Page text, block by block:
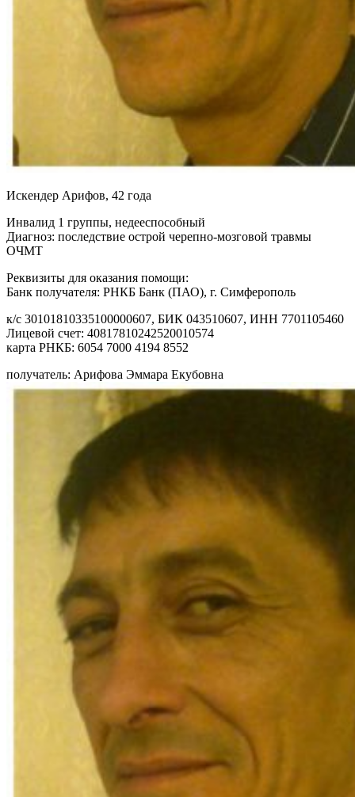
Искендер Арифов, 42 года
Инвалид 1 группы, недееспособный
Диагноз: последствие острой черепно-мозговой травмы
ОЧМТ
Реквизиты для оказания помощи:
Банк получателя: РНКБ Банк (ПАО), г. Симферополь
к/с 30101810335100000607, БИК 043510607, ИНН 7701105460
Лицевой счет: 40817810242520010574
карта РНКБ: 6054 7000 4194 8552
получатель: Арифова Эммара Екубовна